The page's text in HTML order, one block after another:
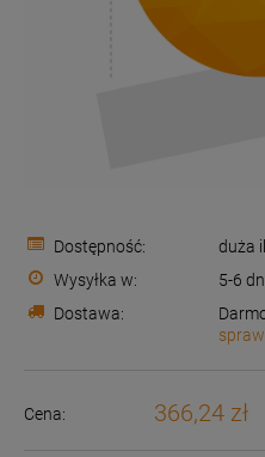
Dostępność:
duża
Wysyłka w:
5-6
Dostawa:
Cena nie zawiera
Cena: 366,24 zł